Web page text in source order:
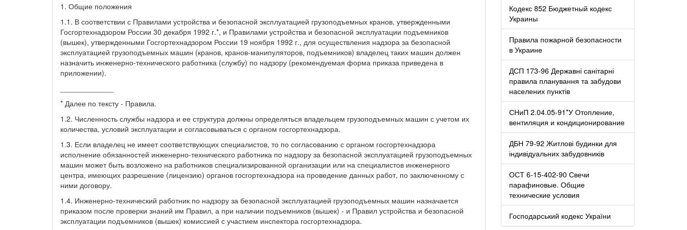
1. Общие положения
1.1. В соответствии с Правилами устройства и безопасной эксплуатацией грузоподъемных кранов, утвержденными
Госгортехнадзором России 30 декабря 1992 г.*, и Правилами устройства и безопасной эксплуатации подъемников
(вышек), утвержденными Госгортехнадзором России 19 ноября 1992 г., для осуществления надзора за безопасной
эксплуатацией грузоподъемных машин (кранов, кранов-манипуляторов, подъемников) владелец таких машин должен
назначить инженерно-технического работника (службу) по надзору (рекомендуемая форма приказа приведена в
приложении).
* Далее по тексту - Правила.
1.2. Численность службы надзора и ее структура должны определяться владельцем грузоподъемных машин с учетом их
количества, условий эксплуатации и согласовываться с органом госгортехнадзора.
1.3. Если владелец не имеет соответствующих специалистов, то по согласованию с органом госгортехнадзора
исполнение обязанностей инженерно-технического работника по надзору за безопасной эксплуатацией грузоподъемных
машин может быть возложено на работников специализированной организации или на специалистов инженерного
центра, имеющих разрешение (лицензию) органов госгортехнадзора на проведение данных работ, по заключенному с
ними договору.
1.4. Инженерно-технический работник по надзору за безопасной эксплуатацией грузоподъемных машин назначается
приказом после проверки знаний им Правил, а при наличии подъемников (вышек) - и Правил устройства и безопасной
эксплуатации подъемников (вышек) комиссией с участием инспектора госгортехнадзора.
Кодекс 852 Бюджетный кодекс
Украины
Правила пожарной безопасности
в Украине
ДСП 173-96 Державні санітарні
правила планування та забудови
населених пунктів
СНиП 2.04.05-91*У Отопление,
вентиляция и кондиционирование
ДБН 79-92 Житлові будинки для
індивідуальних забудовників
ОСТ 6-15-402-90 Свечи
парафиновые. Общие
технические условия
Господарський кодекс України